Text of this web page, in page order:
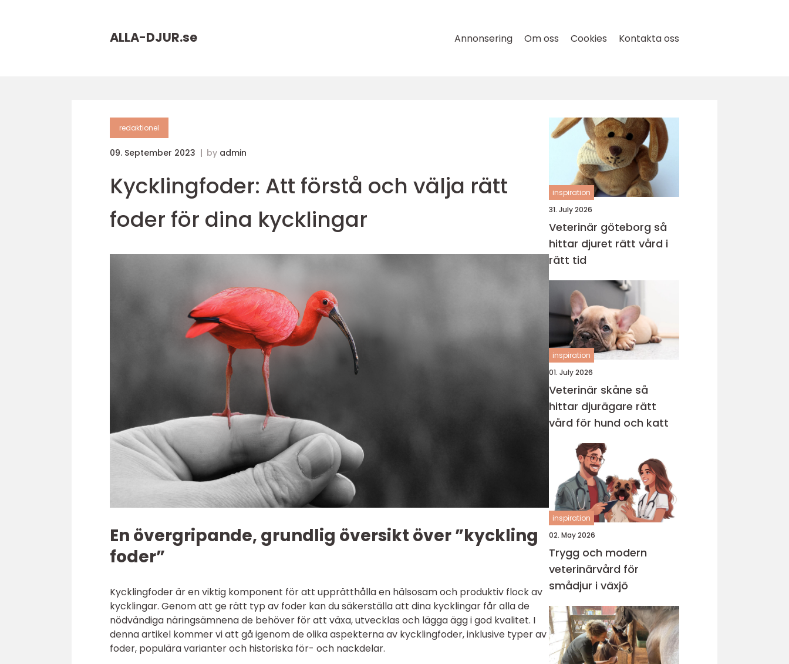
ALLA-DJUR.se Annonsering Om oss Cookies Kontakta oss
redaktionel
09. September 2023 by admin
Kycklingfoder: Att förstå och välja rätt
foder för dina kycklingar
En övergripande, grundlig översikt över ”kyckling
foder”
Kycklingfoder är en viktig komponent för att upprätthålla en hälsosam och produktiv flock av
kycklingar. Genom att ge rätt typ av foder kan du säkerställa att dina kycklingar får alla de
nödvändiga näringsämnena de behöver för att växa, utvecklas och lägga ägg i god kvalitet. I
denna artikel kommer vi att gå igenom de olika aspekterna av kycklingfoder, inklusive typer av
foder, populära varianter och historiska för- och nackdelar.
inspiration
31. July 2026
Veterinär göteborg så
hittar djuret rätt vård i
rätt tid
inspiration
01. July 2026
Veterinär skåne så
hittar djurägare rätt
vård för hund och katt
inspiration
02. May 2026
Trygg och modern
veterinärvård för
smådjur i växjö